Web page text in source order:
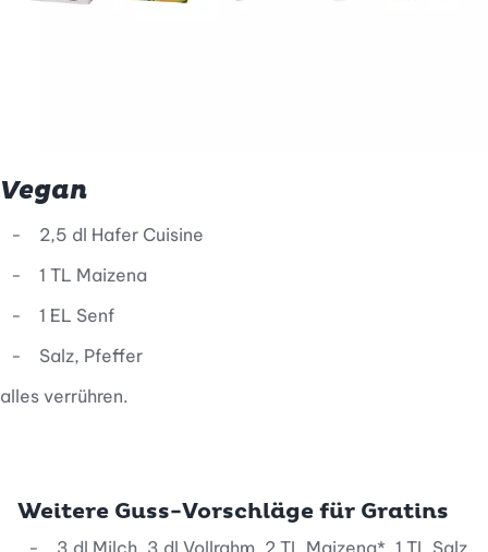
Vegan
2,5 dl Hafer Cuisine
1 TL Maizena
1 EL Senf
Salz, Pfeffer
alles verrühren.
Weitere Guss-Vorschläge für Gratins